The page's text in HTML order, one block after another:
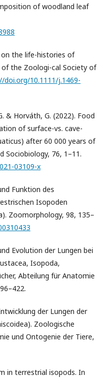
of woodland leaf
on the life-histories of
the Zoologi-cal Society of
doi.org/10.1111/j.1469-
& Horváth, G. (2022). Food
of surface-vs. cave-
after 60 000 years of
Sociobiology, 76, 1–11.
03109-x
Funktion des
Isopoden
Zoomorphology, 98, 135–
Evolution der Lungen bei
Isopoda,
Abteilung für Anatomie
der Lungen der
Zoologische
und Ontogenie der Tiere,
in terrestrial isopods. In